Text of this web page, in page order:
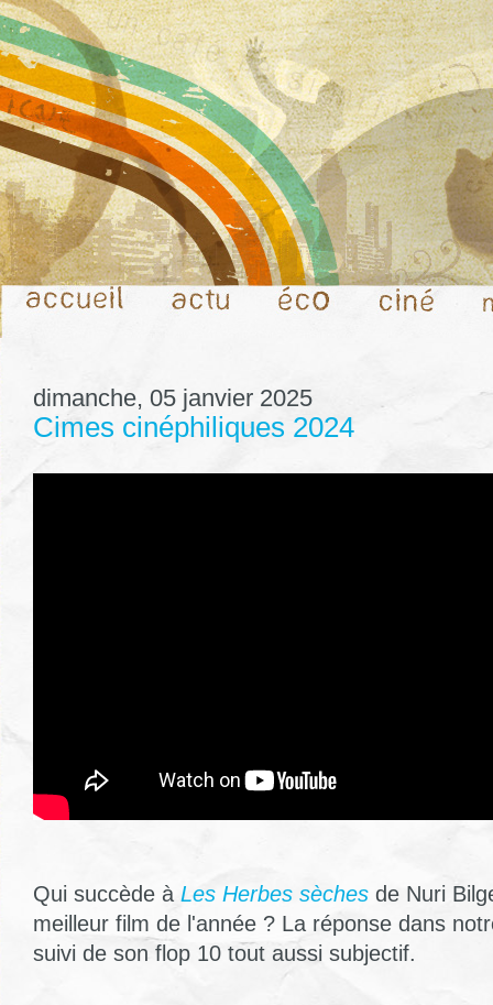
dimanche, 05 janvier 2025
Cimes cinéphiliques 2024
Qui succède à Les Herbes sèches de Nuri
meilleur film de l'année ? La réponse dans
suivi de son flop 10 tout aussi subjectif.